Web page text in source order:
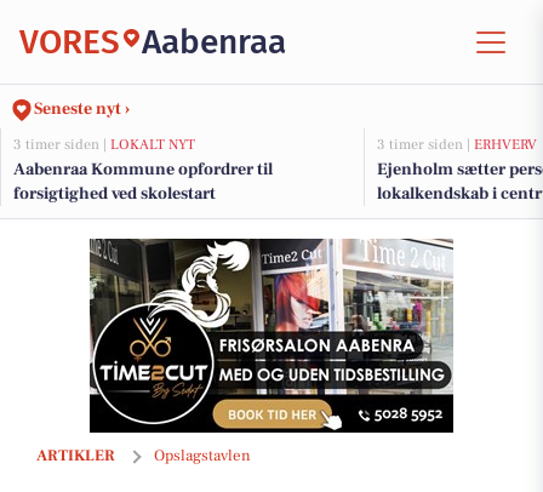
VORES Aabenraa
Seneste nyt ›
3 timer siden | LOKALT NYT
Aabenraa Kommune opfordrer til
forsigtighed ved skolestart
3 timer siden | ERHVERV
Ejenholm sætter
lokalkendskab i
ARTIKLER Opslagstavlen
Ejenholm Bolig & Erhverv præsenterer rummelig villa i Toftlund til